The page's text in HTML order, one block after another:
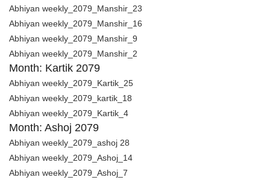
Abhiyan weekly_2079_Manshir_23
Abhiyan weekly_2079_Manshir_16
Abhiyan weekly_2079_Manshir_9
Abhiyan weekly_2079_Manshir_2
Month: Kartik 2079
Abhiyan weekly_2079_Kartik_25
Abhiyan weekly_2079_kartik_18
Abhiyan weekly_2079_Kartik_4
Month: Ashoj 2079
Abhiyan weekly_2079_ashoj 28
Abhiyan weekly_2079_Ashoj_14
Abhiyan weekly_2079_Ashoj_7